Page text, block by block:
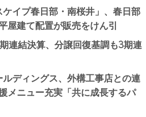
イプ春日部・南桜井」、春日部
屋建て配置が販売をけん引
連結決算、分譲回復基調も3期連
ディングス、外構工事店との連
メニュー充実「共に成長するパ